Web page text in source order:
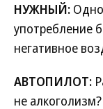
НУЖНЫЙ:
употребление
негативное
АВТОПИЛОТ:
не алкоголизм?